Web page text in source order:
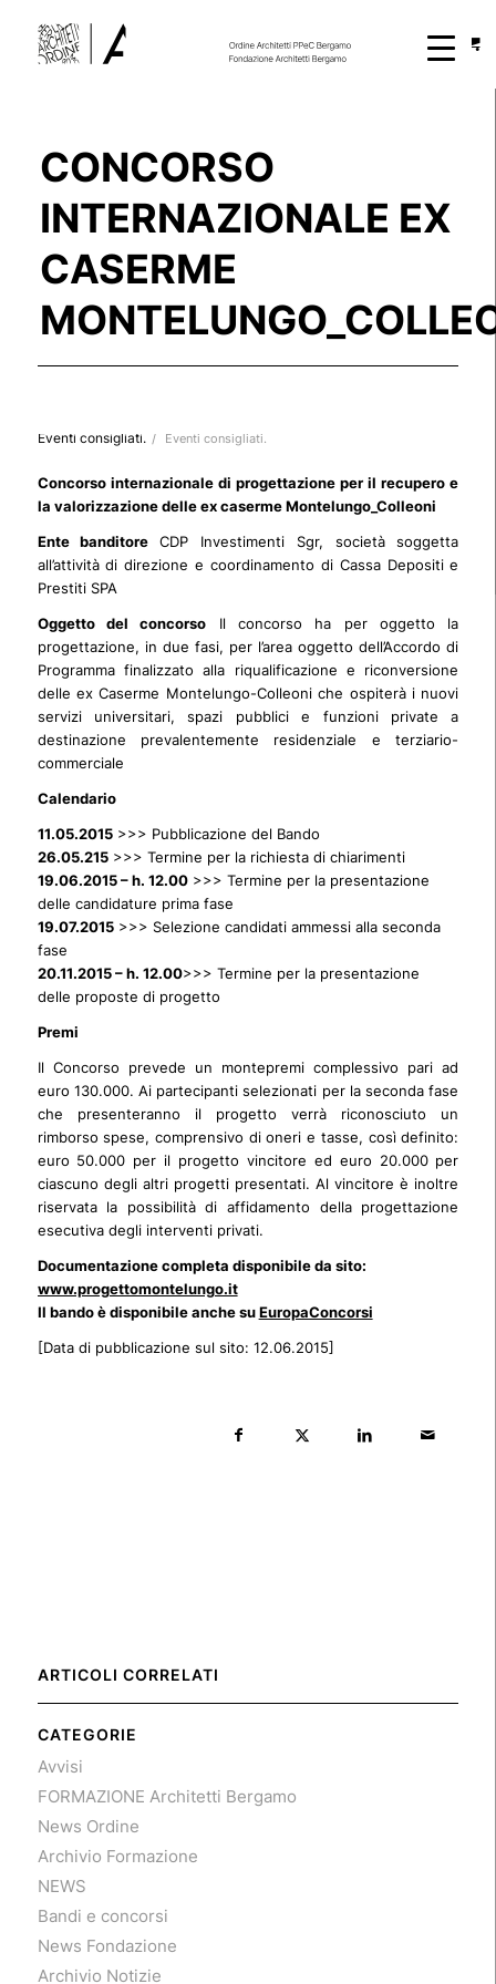
CONCORSO
INTERNAZIONALE EX
CASERME
Eventi consigliati. / Eventi consigliati.
Concorso internazionale di progettazione per il recupero e
la valorizzazione delle ex caserme Montelungo_Colleoni
Ente banditoreCDP Investimenti Sgr, società soggetta
all’attività di direzione e coordinamento di Cassa Depositi e
Prestiti SPA
Oggetto del concorso Il concorso ha per oggetto la
progettazione, in due fasi, per l’area oggetto dell’Accordo di
Programma finalizzato alla riqualificazione e riconversione
delle ex Caserme Montelungo-Colleoni che ospiterà i nuovi
servizi universitari, spazi pubblici e funzioni private a
destinazione prevalentemente residenziale e terziario-
commerciale
Calendario
11.05.2015>>> Pubblicazione del Bando
26.05.215>>> Termine per la richiesta di chiarimenti
19.06.2015 – h. 12.00>>> Termine per la presentazione
delle candidature prima fase
19.07.2015>>> Selezione candidati ammessi alla seconda
fase
20.11.2015 – h. 12.00>>> Termine per la presentazione
delle proposte di progetto
Premi
Il Concorso prevede un montepremi complessivo pari ad
euro 130.000. Ai partecipanti selezionati per la seconda fase
che presenteranno il progetto verrà riconosciuto un
rimborso spese, comprensivo di oneri e tasse, così definito:
euro 50.000 per il progetto vincitore ed euro 20.000 per
ciascuno degli altri progetti presentati. Al vincitore è inoltre
riservata la possibilità di affidamento della progettazione
esecutiva degli interventi privati.
Documentazione completa disponibile da sito:
www.progettomontelungo.it
Il bando è disponibile anche suEuropaConcorsi
[Data di pubblicazione sul sito: 12.06.2015]
ARTICOLI CORRELATI
CATEGORIE
Avvisi
FORMAZIONE Architetti Bergamo
News Ordine
Archivio Formazione
NEWS
Bandi e concorsi
News Fondazione
Archivio Notizie